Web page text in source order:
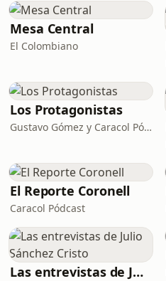
Mesa Central
El Colombiano
Los Protagonistas
Gustavo Gómez y Caracol Pódcast
El Reporte Coronell
Caracol Pódcast
Las entrevistas de Julio Sánchez Cristo